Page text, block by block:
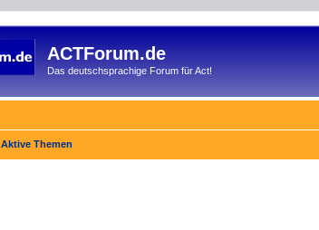
ACTForum.de
Das deutschsprachige Forum für Act!
Aktive Themen